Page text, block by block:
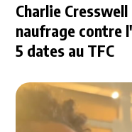
Charlie
naufrage contre
5 dates au TFC